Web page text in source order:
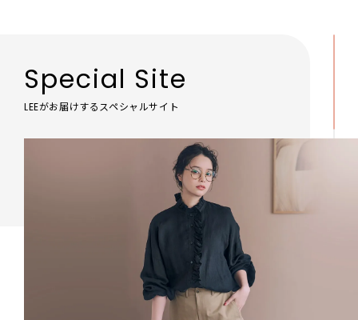
Special Site
LEEがお届けするスペシャルサイト